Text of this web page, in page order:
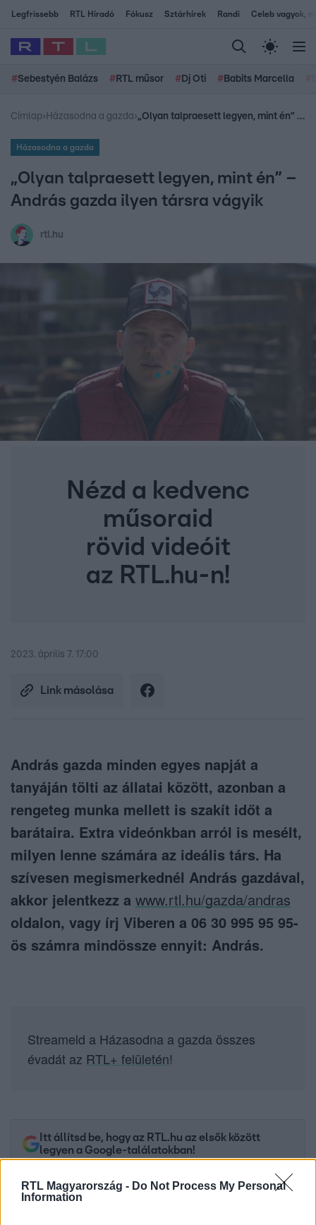
RTL Magyarország - Do Not Process My Personal
Information
Legfrissebb RTL Híradó Fókusz Sztárhírek Randi Celeb vagyok,
#Sebestyén Balázs # RTL műsor # Dj Oti # Babits Marcella
Címlap› Házasodna a gazda› „Olyan talpraesett legyen, mint én” – András gazda ilyen társra vágyik
Házasodna a gazda
„Olyan talpraesett legyen, mint én” –
András gazda ilyen társra vágyik
rtl.hu
Nézd a kedvenc
műsoraid
rövid videóit
az RTL.hu-n!
2023. április 7. 17:00
Link másolása
András gazda minden egyes napját a
tanyáján tölti az állatai között, azonban a
rengeteg munka mellett is szakít időt a
barátaira. Extra videónkban arról is mesélt,
milyen lenne számára az ideális társ. Ha
szívesen megismerkednél András gazdával,
akkor jelentkezz a www.rtl.hu/gazda/andras
oldalon, vagy írj Viberen a 06 30 995 95 95-
ös számra mindössze ennyit: András.
Streameld a Házasodna a gazda összes
évadát az RTL+ felületén!
Itt állítsd be, hogy az RTL.hu az elsők között
legyen a Google-találatokban!